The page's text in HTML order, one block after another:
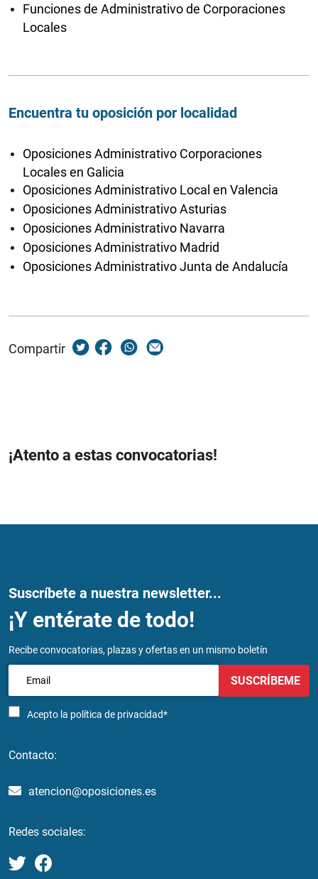
Funciones de Administrativo de Corporaciones
Locales
Encuentra tu oposición por localidad
Oposiciones Administrativo Corporaciones
Locales en Galicia
Oposiciones Administrativo Local en Valencia
Oposiciones Administrativo Asturias
Oposiciones Administrativo Navarra
Oposiciones Administrativo Madrid
Oposiciones Administrativo Junta de Andalucía
Compartir
¡Atento a estas convocatorias!
Suscríbete a nuestra newsletter...
¡Y entérate de todo!
Recibe convocatorias, plazas y ofertas en un mismo boletín
Acepto la política de privacidad*
SUSCRÍBEME
Contacto:
atencion@oposiciones.es
Redes sociales: